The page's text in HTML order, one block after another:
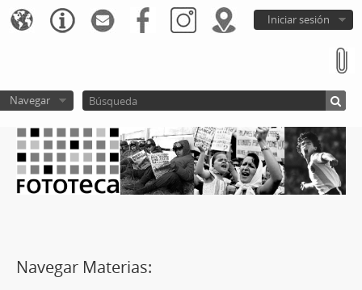
Iniciar sesión
Navegar
Navegar Materias: